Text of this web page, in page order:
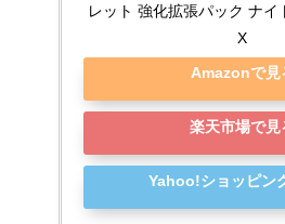
レット 強化拡張パック ナイ
X
Amazonで見
楽天市場で見
Yahoo!ショッピン